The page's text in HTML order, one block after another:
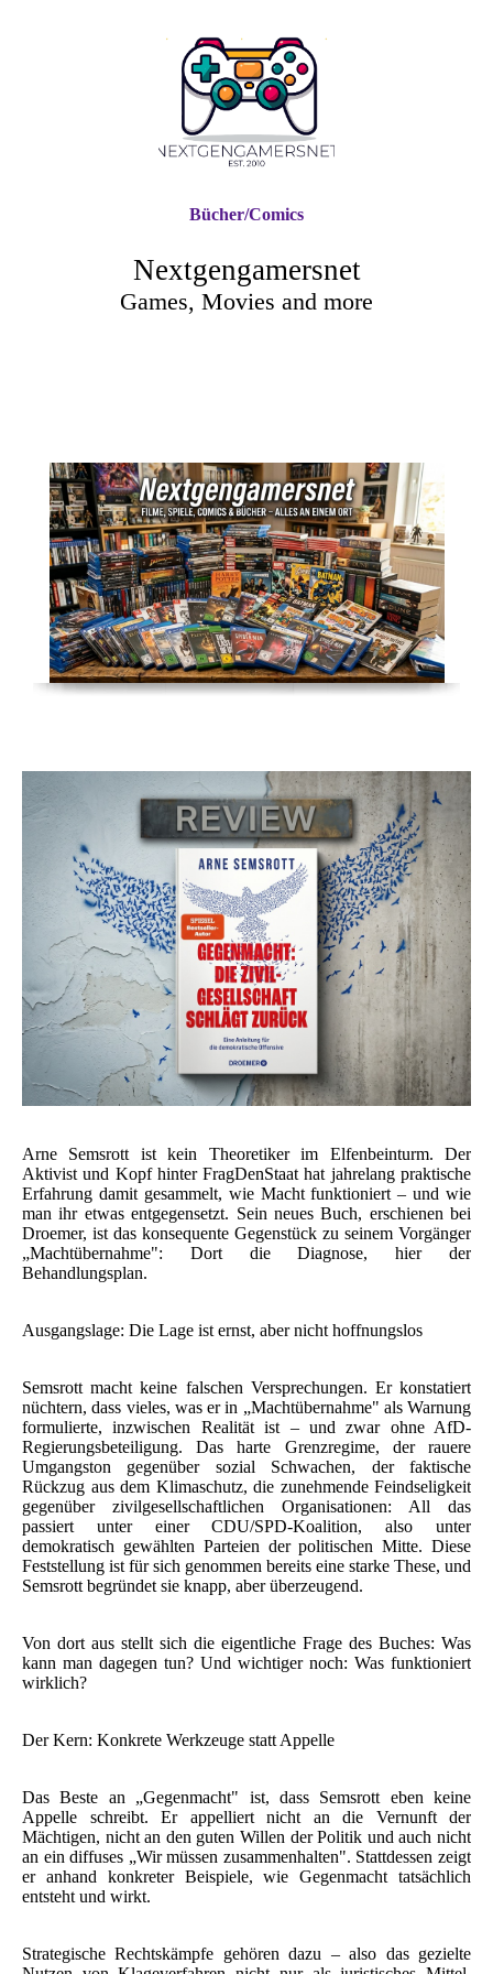
Nextgengamersnet
Games, Movies and more
Bücher/Comics
Arne Semsrott ist kein Theoretiker im Elfenbeinturm. Der
Aktivist und Kopf hinter FragDenStaat hat jahrelang praktische
Erfahrung damit gesammelt, wie Macht funktioniert – und wie
man ihr etwas entgegensetzt. Sein neues Buch, erschienen bei
Droemer, ist das konsequente Gegenstück zu seinem Vorgänger
„Machtübernahme": Dort die Diagnose, hier der
Behandlungsplan.
Ausgangslage: Die Lage ist ernst, aber nicht hoffnungslos
Semsrott macht keine falschen Versprechungen. Er konstatiert
nüchtern, dass vieles, was er in „Machtübernahme" als Warnung
formulierte, inzwischen Realität ist – und zwar ohne AfD-
Regierungsbeteiligung. Das harte Grenzregime, der rauere
Umgangston gegenüber sozial Schwachen, der faktische
Rückzug aus dem Klimaschutz, die zunehmende Feindseligkeit
gegenüber zivilgesellschaftlichen Organisationen: All das
passiert unter einer CDU/SPD-Koalition, also unter
demokratisch gewählten Parteien der politischen Mitte. Diese
Feststellung ist für sich genommen bereits eine starke These, und
Semsrott begründet sie knapp, aber überzeugend.
Von dort aus stellt sich die eigentliche Frage des Buches: Was
kann man dagegen tun? Und wichtiger noch: Was funktioniert
wirklich?
Der Kern: Konkrete Werkzeuge statt Appelle
Das Beste an „Gegenmacht" ist, dass Semsrott eben keine
Appelle schreibt. Er appelliert nicht an die Vernunft der
Mächtigen, nicht an den guten Willen der Politik und auch nicht
an ein diffuses „Wir müssen zusammenhalten". Stattdessen zeigt
er anhand konkreter Beispiele, wie Gegenmacht tatsächlich
entsteht und wirkt.
Strategische Rechtskämpfe gehören dazu – also das gezielte